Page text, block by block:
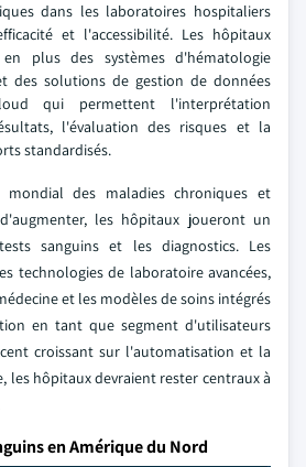
dans les laboratoires hospitaliers
et l'accessibilité. Les hôpitaux
plus des systèmes d'hématologie
des solutions de gestion de données
qui permettent l'interprétation
l'évaluation des risques et la
standardisés.
des maladies chroniques et
les hôpitaux joueront un
sanguins et les diagnostics. Les
technologies de laboratoire avancées,
et les modèles de soins intégrés
en tant que segment d'utilisateurs
croissant sur l'automatisation et la
les hôpitaux devraient rester centraux à
en Amérique du Nord